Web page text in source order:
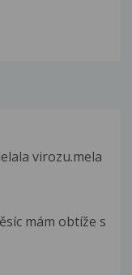
virozu.mela
mám obtíže s